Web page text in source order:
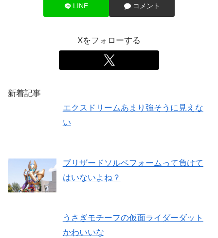
LINE コメント
Xをフォローする
新着記事
エクスドリームあまり強そうに見えな
い
ブリザードソルベフォームって負けて
はいないよね？
うさぎモチーフの仮面ライダーダット
かわいいな